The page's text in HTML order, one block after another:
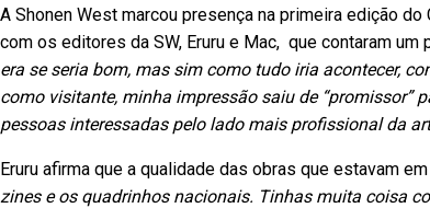
A Shonen West marcou presença na primeira edição
com os editores da SW, Eruru e Mac, que contaram um
era se seria bom, mas sim como tudo iria acontecer,
como visitante, minha impressão saiu de “promissor”
pessoas interessadas pelo lado mais profissional da
Eruru afirma que a qualidade das obras que estavam
zines e os quadrinhos nacionais. Tinhas muita coisa